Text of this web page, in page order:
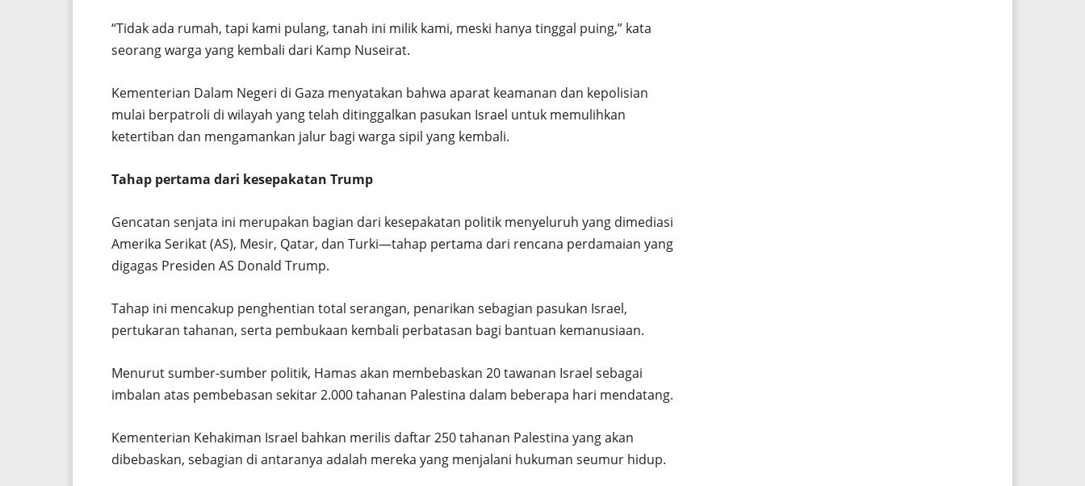
“Tidak ada rumah, tapi kami pulang, tanah ini milik kami, meski hanya tinggal puing,” kata
seorang warga yang kembali dari Kamp Nuseirat.
Kementerian Dalam Negeri di Gaza menyatakan bahwa aparat keamanan dan kepolisian
mulai berpatroli di wilayah yang telah ditinggalkan pasukan Israel untuk memulihkan
ketertiban dan mengamankan jalur bagi warga sipil yang kembali.
Tahap pertama dari kesepakatan Trump
Gencatan senjata ini merupakan bagian dari kesepakatan politik menyeluruh yang dimediasi
Amerika Serikat (AS), Mesir, Qatar, dan Turki—tahap pertama dari rencana perdamaian yang
digagas Presiden AS Donald Trump.
Tahap ini mencakup penghentian total serangan, penarikan sebagian pasukan Israel,
pertukaran tahanan, serta pembukaan kembali perbatasan bagi bantuan kemanusiaan.
Menurut sumber-sumber politik, Hamas akan membebaskan 20 tawanan Israel sebagai
imbalan atas pembebasan sekitar 2.000 tahanan Palestina dalam beberapa hari mendatang.
Kementerian Kehakiman Israel bahkan merilis daftar 250 tahanan Palestina yang akan
dibebaskan, sebagian di antaranya adalah mereka yang menjalani hukuman seumur hidup.